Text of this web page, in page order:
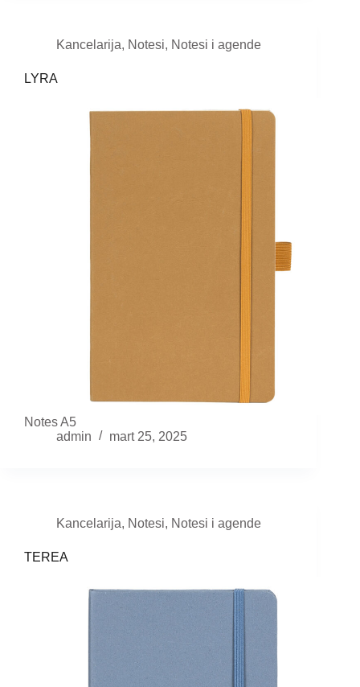
Kancelarija, Notesi, Notesi i agende
LYRA
Notes A5
admin
mart 25, 2025
Kancelarija, Notesi, Notesi i agende
TEREA